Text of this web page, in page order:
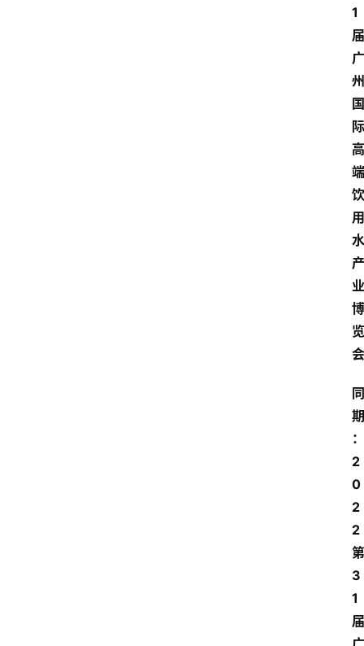
1
届
广
州
国
际
高
端
饮
用
水
产
业
博
览
会
同
期
：
2
0
2
2
第
3
1
届